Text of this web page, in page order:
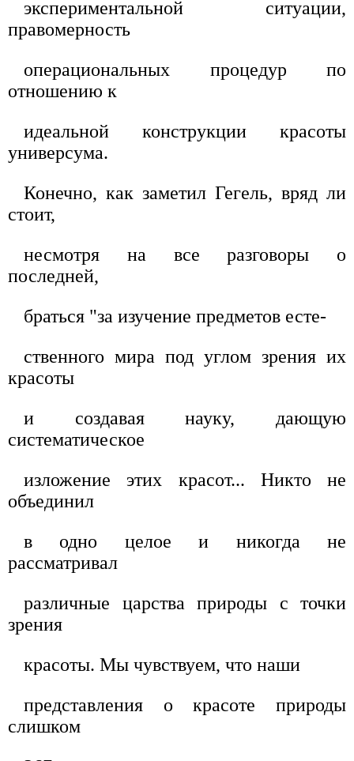
экспериментальной ситуации,
правомерность
операциональных процедур по
отношению к
идеальной конструкции красоты
универсума.
Конечно, как заметил Гегель, вряд ли
стоит,
несмотря на все разговоры о
последней,
браться "за изучение предметов есте-
ственного мира под углом зрения их
красоты
и создавая науку, дающую
систематическое
изложение этих красот... Никто не
объединил
в одно целое и никогда не
рассматривал
различные царства природы с точки
зрения
красоты. Мы чувствуем, что наши
представления о красоте природы
слишком